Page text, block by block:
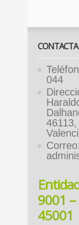
044
Correo:
9001
45001